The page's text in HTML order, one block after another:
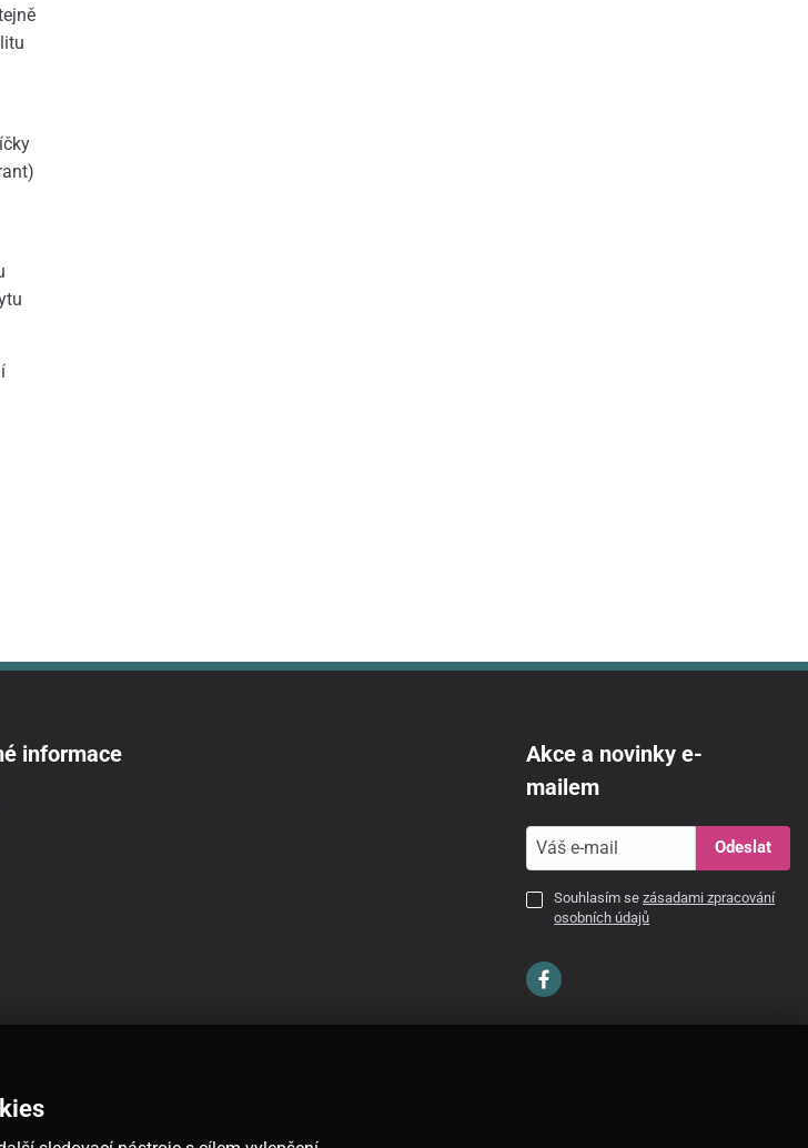
informace
Akce a novinky e-
mailem
Odeslat
Souhlasím sezásadami zpracování
osobních údajů